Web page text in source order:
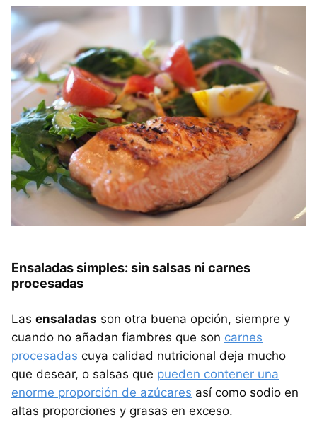
Ensaladas simples: sin salsas ni carnes
procesadas
Las ensaladas son otra buena opción, siempre y
cuando no añadan fiambres que son carnes
procesadas cuya calidad nutricional deja mucho
que desear, o salsas que pueden contener una
enorme proporción de azúcares así como sodio en
altas proporciones y grasas en exceso.